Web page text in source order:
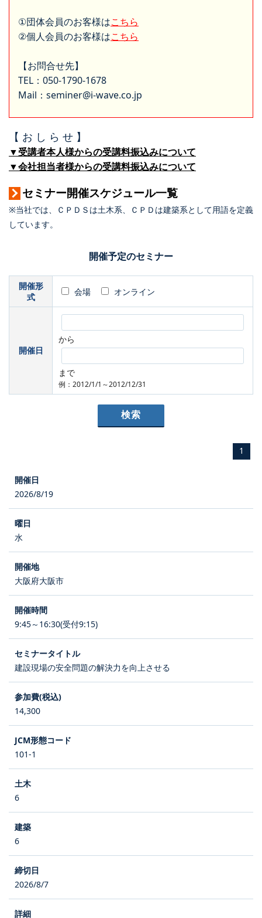
①団体会員のお客様はこちら
②個人会員のお客様はこちら
【お問合せ先】
TEL：050-1790-1678
Mail：seminer@i-wave.co.jp
【 お し ら せ 】
▼受講者本人様からの受講料振込みについて
▼会社担当者様からの受講料振込みについて
セミナー開催スケジュール一覧
※当社では、ＣＰＤＳは土木系、ＣＰＤは建築系として用語を定義
しています。
開催予定のセミナー
開催形
式
会場 オンライン
開催日
から
まで
例：2012/1/1～2012/12/31
1
2026/8/19
水
大阪府大阪市
9:45～16:30(受付9:15)
建設現場の安全問題の解決力を向上させる
14,300
101-1
6
6
2026/8/7